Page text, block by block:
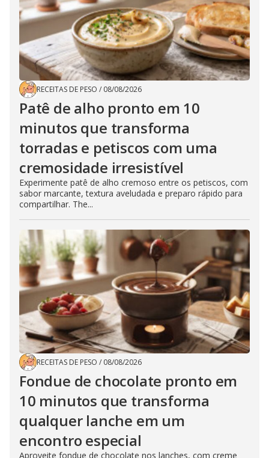
RECEITAS DE PESO / 08/08/2026
Patê de alho pronto em 10
minutos que transforma
torradas e petiscos com uma
cremosidade irresistível
Experimente patê de alho cremoso entre os petiscos, com
sabor marcante, textura aveludada e preparo rápido para
compartilhar. The...
RECEITAS DE PESO / 08/08/2026
Fondue de chocolate pronto em
10 minutos que transforma
qualquer lanche em um
encontro especial
Aproveite fondue de chocolate nos lanches, com creme